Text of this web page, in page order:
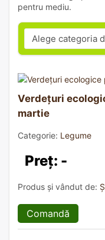
pentru mediu.
Verdețuri
martie
Categorie: Legume
Preț: -
Produs și vândut de:
Comandă